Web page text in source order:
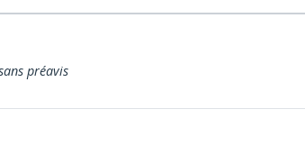
préavis